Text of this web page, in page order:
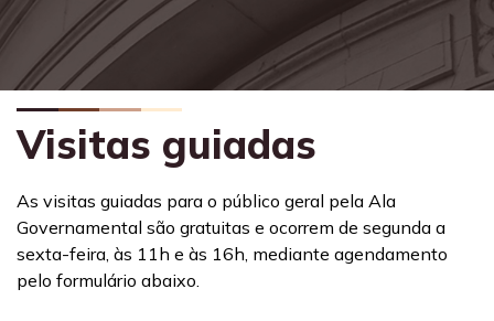
Visitas guiadas
As visitas guiadas para o público geral pela Ala
Governamental são gratuitas e ocorrem de segunda a
sexta-feira, às 11h e às 16h, mediante agendamento
pelo formulário abaixo.